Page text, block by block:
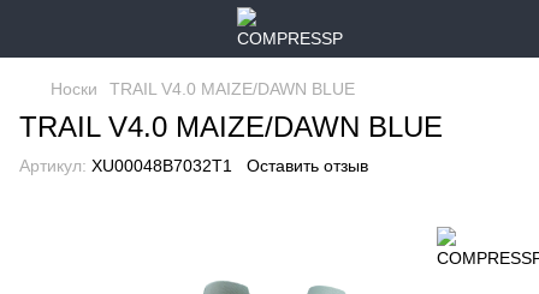
Носки TRAIL V4.0 MAIZE/DAWN BLUE
TRAIL V4.0 MAIZE/DAWN BLUE
Артикул: XU00048B7032T1 Оставить отзыв